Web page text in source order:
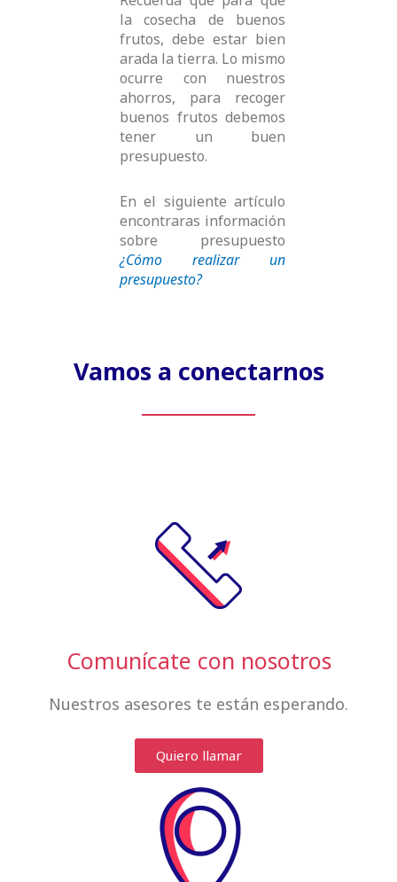
la cosecha de buenos
frutos, debe estar bien
arada la tierra. Lo mismo
ocurre con nuestros
ahorros, para recoger
buenos frutos debemos
tener un buen
presupuesto.
En el siguiente artículo
encontraras información
sobre presupuesto
¿Cómo realizar un
presupuesto?
Vamos a conectarnos
Comunícate con nosotros
Nuestros asesores te están esperando.
Quiero llamar